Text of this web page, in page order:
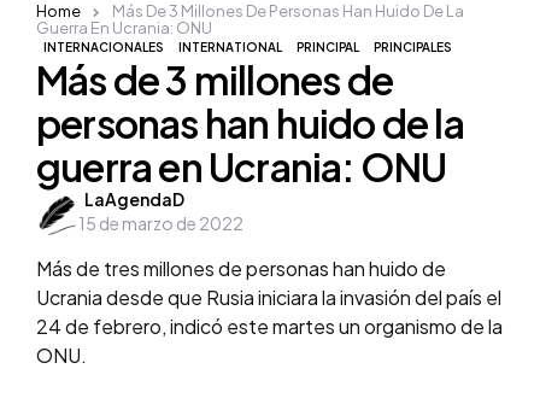
INTERNACIONALES INTERNATIONAL PRINCIPAL PRINCIPALES
Más de 3 millones de
personas han huido de la
guerra en Ucrania: ONU
Posted
by
LaAgendaD
15 de marzo de 2022
Home
Más De 3 Millones De Personas Han Huido De La
Guerra En Ucrania: ONU
Más de tres millones de personas han huido de
Ucrania desde que Rusia iniciara la invasión del país el
24 de febrero, indicó este martes un organismo de la
ONU.